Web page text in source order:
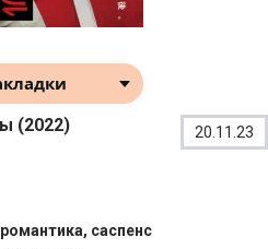
(2022) 20.11.23
саспенс